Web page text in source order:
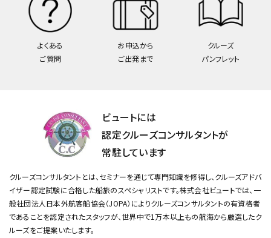
よくある
ご質問
お申込から
ご出発まで
クルーズ
パンフレット
ビュートには
認定クルーズコンサルタントが
常駐しています
クルーズコンサルタントとは、セミナーを通じて専門知識を修得し、クルーズアドバ
イザー認定試験に合格した船旅のスペシャリストです。株式会社ビュートでは、一
般社団法人日本外航客船協会（JOPA）によりクルーズコンサルタントの有資格者
であることを認定されたスタッフが、世界中で1万本以上もの航海から厳選したク
ルーズをご提案いたします。